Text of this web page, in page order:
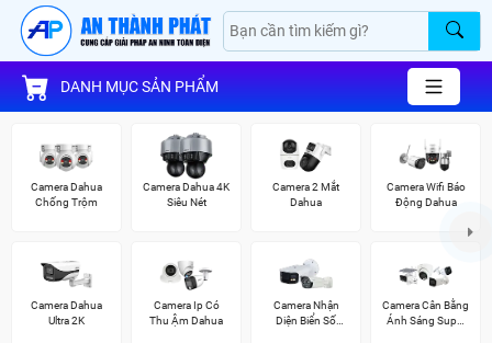
DANH MỤC SẢN PHẨM
Camera Dahua
Chống Trộm
Camera Dahua 4K
Siêu Nét
Camera 2 Mắt
Dahua
Camera Wifi Báo
Động Dahua
Camera Dahua
Ultra 2K
Camera Ip Có
Thu Ậm Dahua
Camera Nhận
Diện Biển Số
Camera Cân Bằng
Ánh Sáng Super